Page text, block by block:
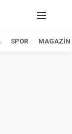
SPOR MAGAZIN